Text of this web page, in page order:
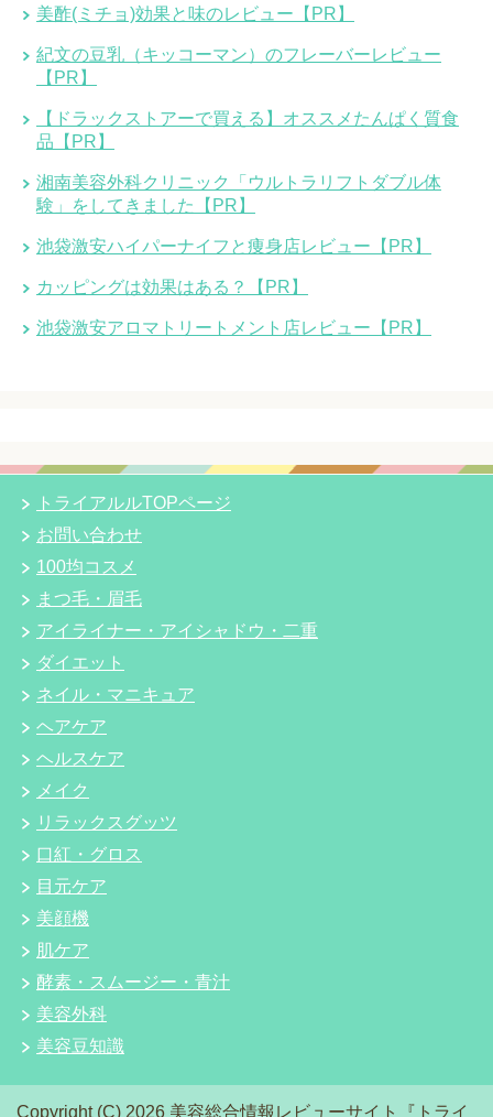
美酢(ミチョ)効果と味のレビュー【PR】
紀文の豆乳（キッコーマン）のフレーバーレビュー
【PR】
【ドラックストアーで買える】オススメたんぱく質食
品【PR】
湘南美容外科クリニック「ウルトラリフトダブル体
験」をしてきました【PR】
池袋激安ハイパーナイフと痩身店レビュー【PR】
カッピングは効果はある？【PR】
池袋激安アロマトリートメント店レビュー【PR】
トライアルルTOPページ
お問い合わせ
100均コスメ
まつ毛・眉毛
アイライナー・アイシャドウ・二重
ダイエット
ネイル・マニキュア
ヘアケア
ヘルスケア
メイク
リラックスグッツ
口紅・グロス
目元ケア
美顔機
肌ケア
酵素・スムージー・青汁
美容外科
美容豆知識
Copyright (C) 2026 美容総合情報レビューサイト『トライ